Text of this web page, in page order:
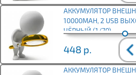
АККУМУЛЯТОР
10000MAH, 2 USB
ЧЁРНЫЙ (1/70)
448 р.
АККУМУЛЯТОР